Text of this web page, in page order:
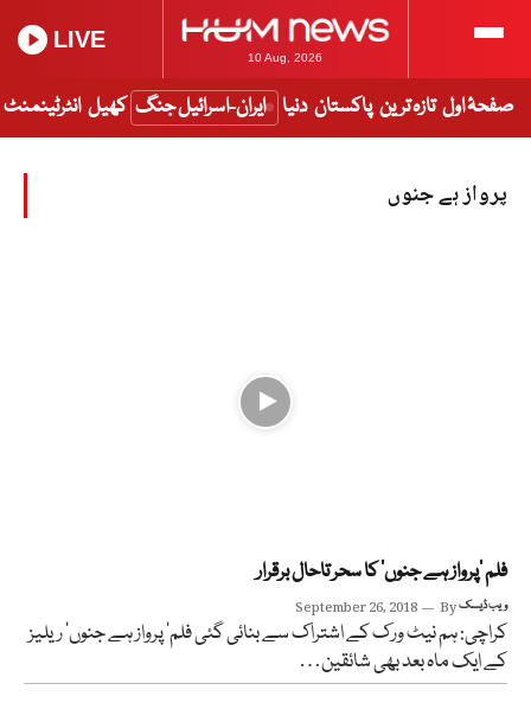
10 Aug, 2026
LIVE
صفحۂ اول تازہ ترین پاکستان دنیا ایران-اسرائیل جنگ کھیل انٹرٹینمنٹ
پرواز ہے جنوں
فلم ’پرواز ہے جنوں‘ کا سحر تاحال برقرار
September 26, 2018 Byویب ڈیسک
کراچی: ہم نیٹ ورک کے اشتراک سے بنائی گئی فلم’ پرواز ہے جنوں‘ ریلیز
کے ایک ماہ بعد بھی شائقین…